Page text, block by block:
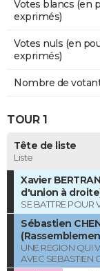
Votes blancs (en
exprimés)
Votes nuls (en
exprimés)
Nombre de
TOUR 1
Tête de liste
Liste
Xavier
d'union à
SE BATTRE POUR
Sébastien
UNE REGION QUI
AVEC SEBASTIEN